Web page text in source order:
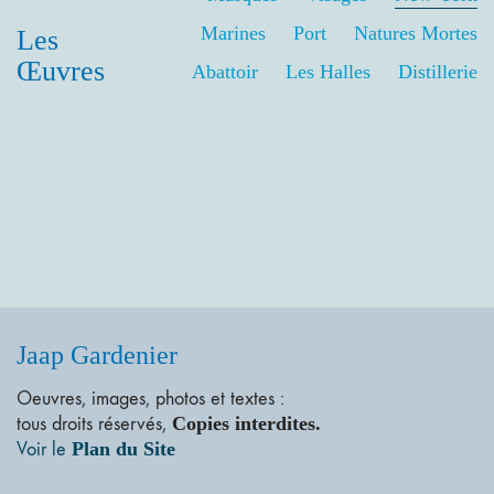
Les
Œuvres
Marines
Port
Natures Mortes
Abattoir
Les Halles Distillerie
Jaap Gardenier
Oeuvres, images, photos et textes :
tous droits réservés, Copies interdites.
Voir le Plan du Site